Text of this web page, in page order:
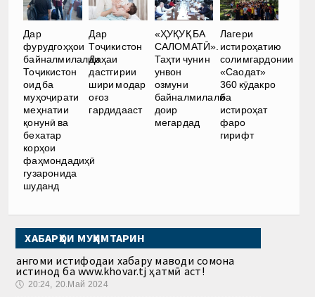
Дар
фурудгоҳҳои
байналмилалии
Тоҷикистон
оид ба
муҳоҷирати
меҳнатии
қонунӣ ва
бехатар
корҳои
фаҳмондадиҳӣ
гузаронида
шуданд
Дар
Тоҷикистон
Даҳаи
дастгирии
шири модар
оғоз
гардидааст
«ҲУҚУҚ БА
САЛОМАТӢ».
Таҳти чунин
унвон
озмуни
байналмилалӣ
доир
мегардад
Лагери
истироҳатию
солимгардонии
«Саодат»
360 кӯдакро
ба
истироҳат
фаро
гирифт
ХАБАРҲОИ МУҲИМТАРИН
Ҳангоми истифодаи хабару маводи сомона
истинод ба www.khovar.tj ҳатмӣ аст!
🕔 20:24, 20.Май 2024